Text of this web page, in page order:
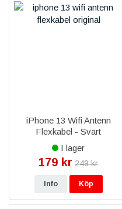
iPhone 13 Wifi Antenn
Flexkabel - Svart
I lager
179 kr 249 kr
Info Köp